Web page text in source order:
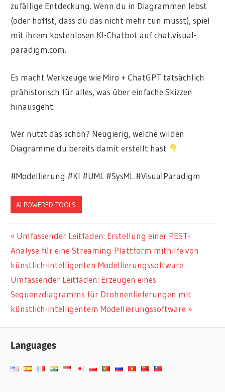
zufällige Entdeckung. Wenn du in Diagrammen lebst
(oder hoffst, dass du das nicht mehr tun musst), spiel
mit ihrem kostenlosen KI-Chatbot auf chat.visual-
paradigm.com.
Es macht Werkzeuge wie Miro + ChatGPT tatsächlich
prähistorisch für alles, was über einfache Skizzen
hinausgeht.
Wer nutzt das schon? Neugierig, welche wilden
Diagramme du bereits damit erstellt hast
#Modellierung #KI #UML #SysML #VisualParadigm
AI POWERED TOOLS
Beitragsnavigation
Vorheriger
Beitrag:
Umfassender Leitfaden: Erstellung einer PEST-
Analyse für eine Streaming-Plattform mithilfe von
künstlich-intelligenten Modellierungssoftware
Nächster
Beitrag:
Umfassender Leitfaden: Erzeugen eines
Sequenzdiagramms für Drohnenlieferungen mit
künstlich-intelligentem Modellierungssoftware
Languages